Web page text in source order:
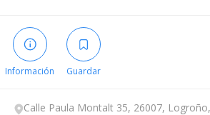
Información Guardar
Calle Paula Montalt 35, 26007,